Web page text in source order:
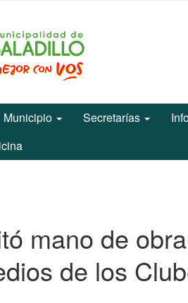
Municipio Secretarías
mano de
de los